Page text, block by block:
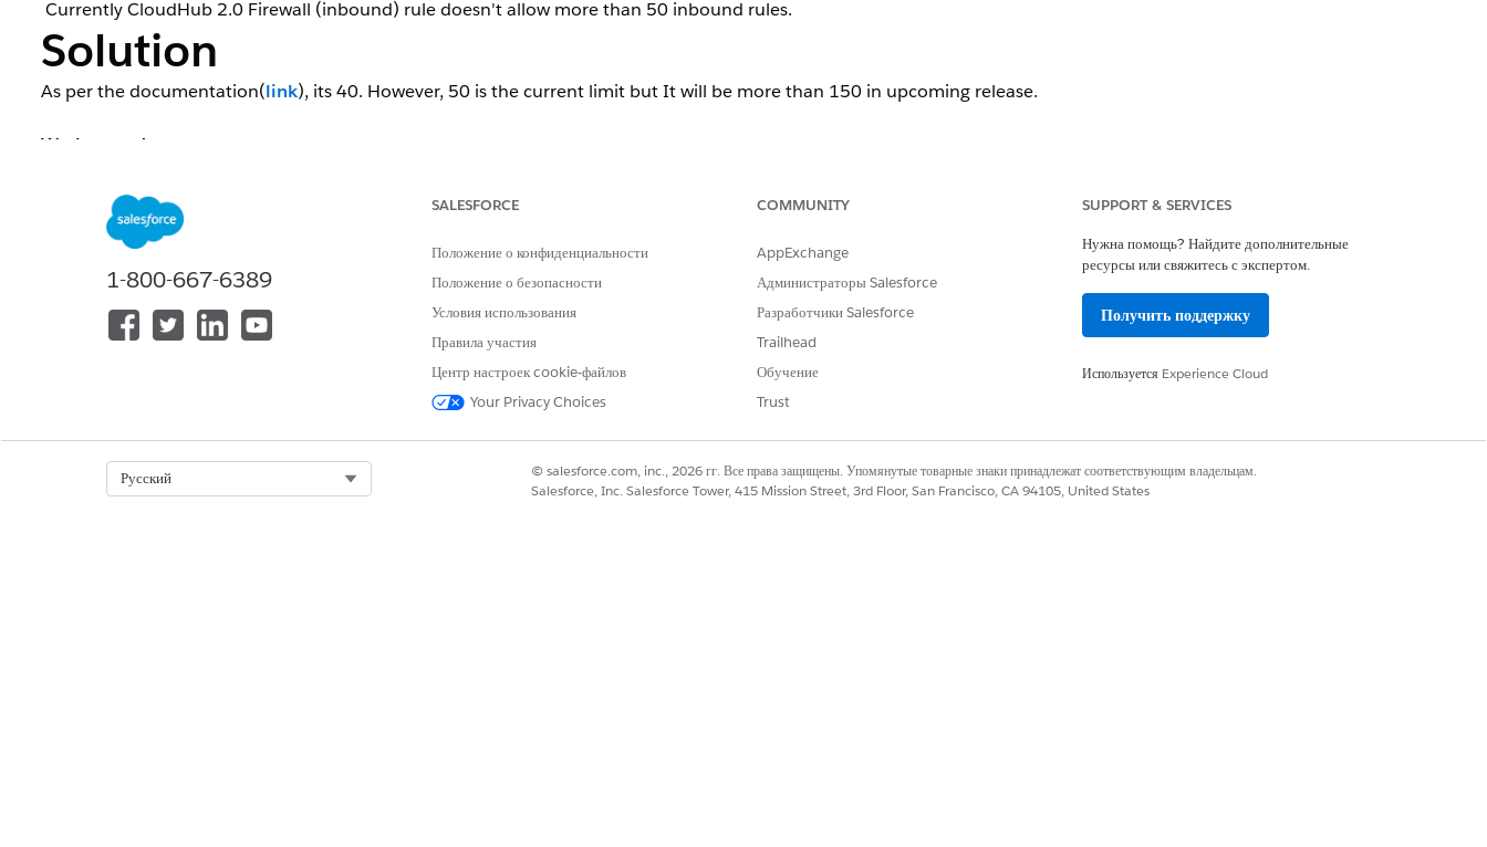
Currently CloudHub 2.0 Firewall (inbound) rule doesn't allow more than 50 inbound rules.
Solution
As per the documentation(link), its 40. However, 50 is the current limit but It will be more than 150 in upcoming release.
Workaround
You can consider assigning a CIDR range instead of IP addresses.
Номер статьи базы знаний
001119368
Нет
1-800-667-6389
SALESFORCE
Положение о конфиденциальности
Положение о безопасности
Условия использования
Правила участия
Центр настроек cookie-файлов
Your Privacy Choices
COMMUNITY
AppExchange
Администраторы Salesforce
Разработчики Salesforce
Trailhead
Обучение
Trust
SUPPORT & SERVICES
Нужна помощь? Найдите дополнительные
ресурсы или свяжитесь с экспертом.
Получить поддержку
Используется Experience Cloud
Русский
© salesforce.com, inc., 2026 гг. Все права защищены. Упомянутые товарные знаки принадлежат соответствующим владельцам.
Salesforce, Inc. Salesforce Tower, 415 Mission Street, 3rd Floor, San Francisco, CA 94105, United States